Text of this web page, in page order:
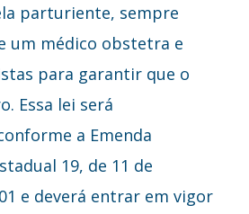
parturiente, sempre
um médico obstetra e
para garantir que o
Essa lei será
a Emenda
19, de 11 de
e deverá entrar em vigor